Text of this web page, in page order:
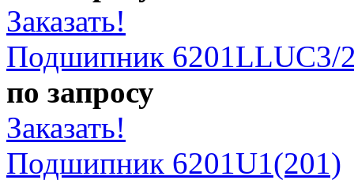
Заказать!
Подшипник 6201LLUC3/
по запросу
Заказать!
Подшипник 6201U1(201)